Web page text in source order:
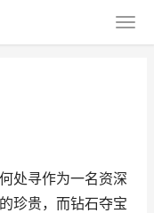
处寻作为一名资深
珍贵，而钻石夺宝